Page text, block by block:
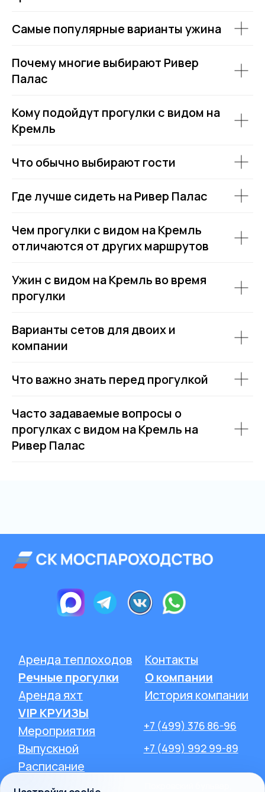
Самые популярные варианты ужина
Почему многие выбирают Ривер
Палас
Кому подойдут прогулки с видом на
Кремль
Что обычно выбирают гости
Где лучше сидеть на Ривер Палас
Чем прогулки с видом на Кремль
отличаются от других маршрутов
Ужин с видом на Кремль во время
прогулки
Варианты сетов для двоих и
компании
Что важно знать перед прогулкой
Часто задаваемые вопросы о
прогулках с видом на Кремль на
Ривер Палас